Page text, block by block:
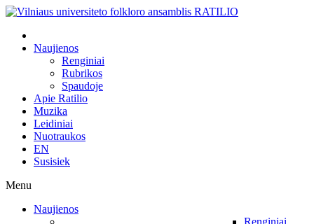
Naujienos
Renginiai
Rubrikos
Spaudoje
Apie Ratilio
Muzika
Leidiniai
Nuotraukos
EN
Susisiek
Menu
Naujienos
Renginiai